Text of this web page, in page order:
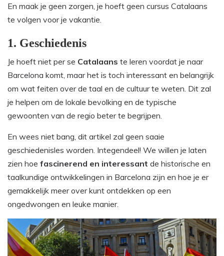
En maak je geen zorgen, je hoeft geen cursus Catalaans
te volgen voor je vakantie.
1. Geschiedenis
Je hoeft niet per se Catalaans te leren voordat je naar
Barcelona komt, maar het is toch interessant en belangrijk
om wat feiten over de taal en de cultuur te weten. Dit zal
je helpen om de lokale bevolking en de typische
gewoonten van de regio beter te begrijpen.
En wees niet bang, dit artikel zal geen saaie
geschiedenisles worden. Integendeel! We willen je laten
zien hoe fascinerend en interessant de historische en
taalkundige ontwikkelingen in Barcelona zijn en hoe je er
gemakkelijk meer over kunt ontdekken op een
ongedwongen en leuke manier.